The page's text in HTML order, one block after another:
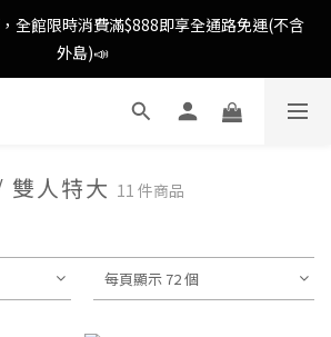
全館限時消費滿$888即享全通路免運(不含
外島)📣
全館限時消費滿$888即享全通路免運(不含
外島)📣
親節，新加入會員即可得購物金$88📣
消費滿額即可成為VIP📣
全館限時消費滿$888即享全通路免運(不含
外島)📣
雙人特大 11 件商品
每頁顯示 72 個